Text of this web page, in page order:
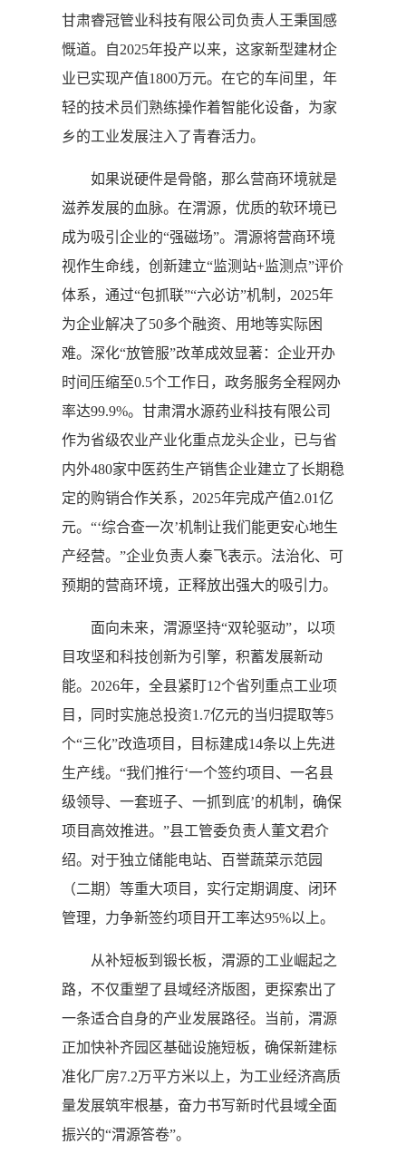
甘肃睿冠管业科技有限公司负责人王秉国感
慨道。自2025年投产以来，这家新型建材企
业已实现产值1800万元。在它的车间里，年
轻的技术员们熟练操作着智能化设备，为家
乡的工业发展注入了青春活力。
如果说硬件是骨骼，那么营商环境就是
滋养发展的血脉。在渭源，优质的软环境已
成为吸引企业的“强磁场”。渭源将营商环境
视作生命线，创新建立“监测站+监测点”评价
体系，通过“包抓联”“六必访”机制，2025年
为企业解决了50多个融资、用地等实际困
难。深化“放管服”改革成效显著：企业开办
时间压缩至0.5个工作日，政务服务全程网办
率达99.9%。甘肃渭水源药业科技有限公司
作为省级农业产业化重点龙头企业，已与省
内外480家中医药生产销售企业建立了长期稳
定的购销合作关系，2025年完成产值2.01亿
元。“‘综合查一次’机制让我们能更安心地生
产经营。”企业负责人秦飞表示。法治化、可
预期的营商环境，正释放出强大的吸引力。
面向未来，渭源坚持“双轮驱动”，以项
目攻坚和科技创新为引擎，积蓄发展新动
能。2026年，全县紧盯12个省列重点工业项
目，同时实施总投资1.7亿元的当归提取等5
个“三化”改造项目，目标建成14条以上先进
生产线。“我们推行‘一个签约项目、一名县
级领导、一套班子、一抓到底’的机制，确保
项目高效推进。”县工管委负责人董文君介
绍。对于独立储能电站、百誉蔬菜示范园
（二期）等重大项目，实行定期调度、闭环
管理，力争新签约项目开工率达95%以上。
从补短板到锻长板，渭源的工业崛起之
路，不仅重塑了县域经济版图，更探索出了
一条适合自身的产业发展路径。当前，渭源
正加快补齐园区基础设施短板，确保新建标
准化厂房7.2万平方米以上，为工业经济高质
量发展筑牢根基，奋力书写新时代县域全面
振兴的“渭源答卷”。